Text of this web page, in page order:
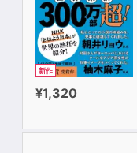
新作
¥1,320